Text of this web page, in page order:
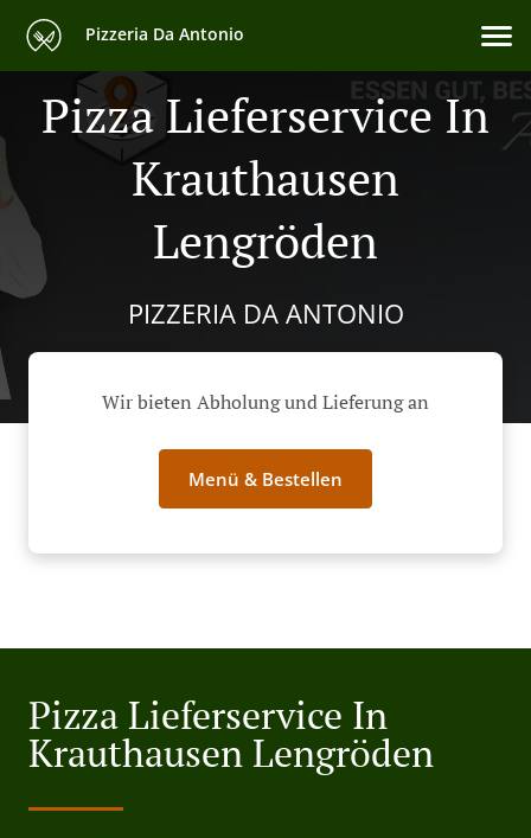
Pizzeria Da Antonio
Pizza Lieferservice In
Krauthausen
Lengröden
PIZZERIA DA ANTONIO
Wir bieten Abholung und Lieferung an
Menü & Bestellen
Pizza Lieferservice In
Krauthausen Lengröden